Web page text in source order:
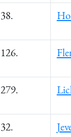
38.
126.
279.
32.